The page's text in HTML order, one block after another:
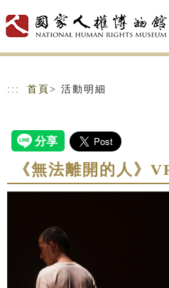
::: 首頁 > 活動明細
《無法離開的人》